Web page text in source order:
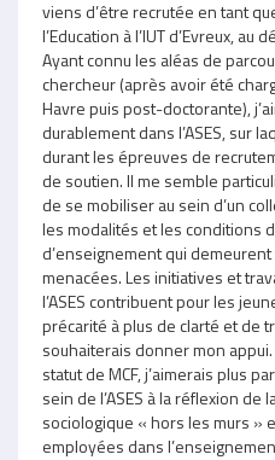
viens d’être recrutée en tant
l’Education à l’IUT d’Evreux,
Ayant connu les aléas de
chercheur (après avoir été
Havre puis post-doctorante),
durablement dans l’ASES, sur
durant les épreuves de
de soutien. Il me semble
de se mobiliser au sein d’un
les modalités et les conditions
d’enseignement qui
menacées. Les initiatives et
l’ASES contribuent pour les
précarité à plus de clarté et de
souhaiterais donner mon
statut de MCF, j’aimerais plus
sein de l’ASES à la réflexion
sociologique « hors les murs »
employées dans